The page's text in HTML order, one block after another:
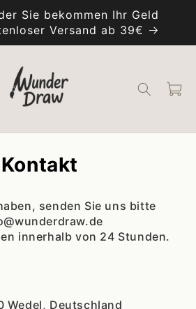
Sie bekommen Ihr Geld
Versand ab 39€
Kontakt
senden Sie uns bitte
innerhalb von 24 Stunden.
Wedel, Deutschland